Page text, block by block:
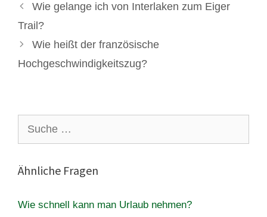
Wie gelange ich von Interlaken zum Eiger
Trail?
Wie heißt der französische
Hochgeschwindigkeitszug?
nach:
Ähnliche Fragen
Wie schnell kann man Urlaub nehmen?